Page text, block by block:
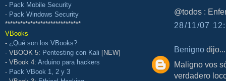
- Pack Mobile Security
- Pack Windows Security
******************************
VBooks
- ¿Qué son los VBooks?
- VBOOK 5: Pentesting con Kali [NEW]
- VBook 4: Arduino para hackers
- Pack VBook 1, 2 y 3
@todos :
28/11/07
Benigno dijo...
Maligno vos
verdadero